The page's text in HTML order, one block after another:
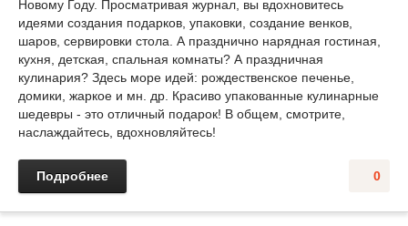
Новому Году. Просматривая журнал, вы вдохновитесь
идеями создания подарков, упаковки, создание венков,
шаров, сервировки стола. А празднично нарядная гостиная,
кухня, детская, спальная комнаты? А праздничная
кулинария? Здесь море идей: рождественское печенье,
домики, жаркое и мн. др. Красиво упакованные кулинарные
шедевры - это отличный подарок! В общем, смотрите,
наслаждайтесь, вдохновляйтесь!
0
Подробнее